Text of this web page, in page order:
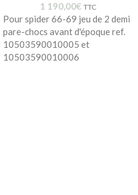
1 190,00€ TTC
Pour spider 66-69 jeu de 2 demi
pare-chocs avant d'époque ref.
10503590010005 et
10503590010006